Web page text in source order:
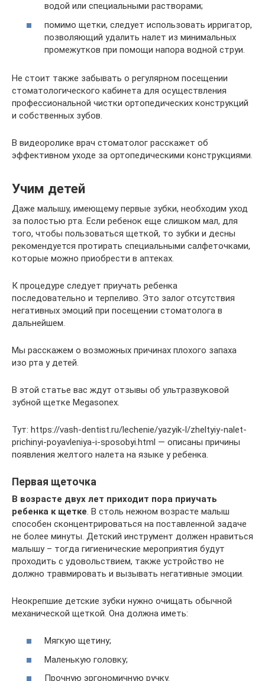
водой или специальными растворами;
помимо щетки, следует использовать ирригатор,
позволяющий удалить налет из минимальных
промежутков при помощи напора водной струи.
Не стоит также забывать о регулярном посещении
стоматологического кабинета для осуществления
профессиональной чистки ортопедических конструкций
и собственных зубов.
В видеоролике врач стоматолог расскажет об
эффективном уходе за ортопедическими конструкциями.
Учим детей
Даже малышу, имеющему первые зубки, необходим уход
за полостью рта. Если ребенок еще слишком мал, для
того, чтобы пользоваться щеткой, то зубки и десны
рекомендуется протирать специальными салфеточками,
которые можно приобрести в аптеках.
К процедуре следует приучать ребенка
последовательно и терпеливо. Это залог отсутствия
негативных эмоций при посещении стоматолога в
дальнейшем.
Мы расскажем о возможных причинах плохого запаха
изо рта у детей.
В этой статье вас ждут отзывы об ультразвуковой
зубной щетке Megasonex.
Тут: https://vash-dentist.ru/lechenie/yazyik-l/zheltyiy-nalet-
prichinyi-poyavleniya-i-sposobyi.html — описаны причины
появления желтого налета на языке у ребенка.
Первая щеточка
В возрасте двух лет приходит пора приучать
ребенка к щетке. В столь нежном возрасте малыш
способен сконцентрироваться на поставленной задаче
не более минуты. Детский инструмент должен нравиться
малышу – тогда гигиенические мероприятия будут
проходить с удовольствием, также устройство не
должно травмировать и вызывать негативные эмоции.
Неокрепшие детские зубки нужно очищать обычной
механической щеткой. Она должна иметь:
Мягкую щетину;
Маленькую головку;
Прочную эргономичную ручку.